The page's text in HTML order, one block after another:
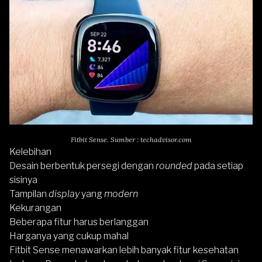
Fitbit Sense. Sumber : techadvisor.com
Kelebihan
Desain berbentuk persegi dengan roundedpada setiap
sisinya
Tampilan displayyang modern
Kekurangan
Beberapa fitur harus berlanggan
Harganya yang cukup mahal
Fitbit Sense menawarkan lebih banyak fitur kesehatan